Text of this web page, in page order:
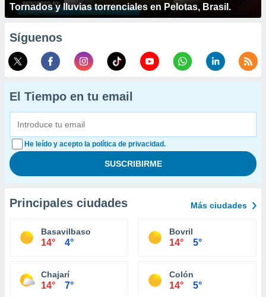
Tornados y lluvias torrenciales en Pelotas, Brasil.
Síguenos
El Tiempo en tu email
He leído y acepto la política de privacidad.
Principales ciudades Más ciudades
Basavilbaso
14° 4°
Bovril
14° 5°
Chajarí
14° 7°
Colón
14° 5°